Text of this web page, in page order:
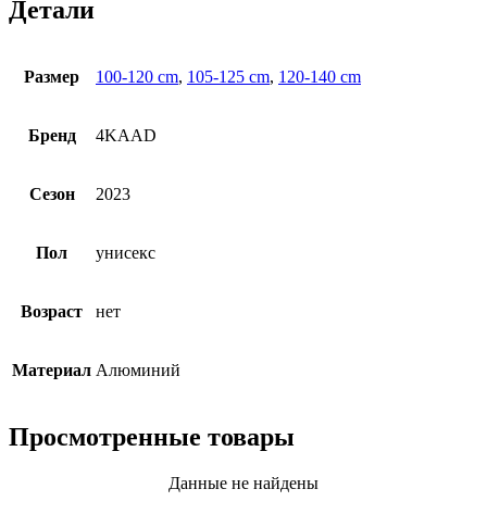
Детали
Размер 100-120 cm, 105-125 cm, 120-140 cm
Бренд 4KAAD
Сезон 2023
Пол унисекс
Возраст нет
Материал Алюминий
Просмотренные товары
Данные не найдены